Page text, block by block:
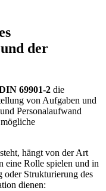
der
69901-2 die
von Aufgaben und
Personalaufwand
steht, hängt von der Art
eine Rolle spielen und in
oder Strukturierung des
dienen: